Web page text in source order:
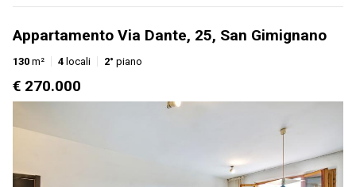
Appartamento Via Dante, 25, San Gimignano
130 m² 4 locali 2° piano
€ 270.000